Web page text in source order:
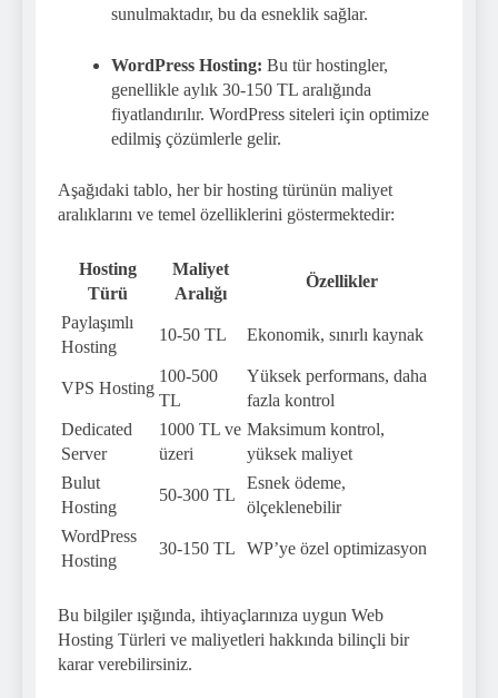
sunulmaktadır, bu da esneklik sağlar.
WordPress Hosting: Bu tür hostingler,
genellikle aylık 30-150 TL aralığında
fiyatlandırılır. WordPress siteleri için optimize
edilmiş çözümlerle gelir.
Aşağıdaki tablo, her bir hosting türünün maliyet
aralıklarını ve temel özelliklerini göstermektedir:
Hosting
Türü
Maliyet
Aralığı
Özellikler
Paylaşımlı
Hosting
10-50 TL Ekonomik, sınırlı kaynak
VPS Hosting
100-500
TL
Yüksek performans, daha
fazla kontrol
Dedicated
Server
1000 TL ve
üzeri
Maksimum kontrol,
yüksek maliyet
Bulut
Hosting
50-300 TL
Esnek ödeme,
ölçeklenebilir
WordPress
Hosting
30-150 TL WP’ye özel optimizasyon
Bu bilgiler ışığında, ihtiyaçlarınıza uygun Web
Hosting Türleri ve maliyetleri hakkında bilinçli bir
karar verebilirsiniz.